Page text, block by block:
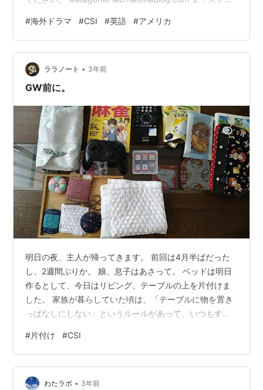
リッブス" 主任"ジム・ブラス"とウォリックの対立 ウォ
リック 担当事件を外される ２．まとめ【ネタバレ含む】
１．ストーリー概要 多数の事件発生と捜査 浴槽で自殺し
た男、ボイスレコーダーに よる遺書も発見されます。 こ
の捜査を担当する…
#海外ドラマ #CSI #英語 #アメリカ
ララノート • 3年前
GW前に。
明日の夜、主人が帰ってきます。 前回は4月半ばだった
し、2週間ぶりか。 娘、息子はあさって。 ベッドは明日
作るとして、今日はリビング、テーブルの上を片付けま
した。 家族が暮らしていた頃は、「テーブルに物を置き
っぱなしにしない」というルールがあって、いつもすっ
ため、いろいろ置きっぱなし。便利なんやもん。 黒執事
のマンガ、パッチワークの雑誌なども乗っていました
が、写真撮る 前に片付けました。 ま、GWで家族が在宅
中は従来通りすっきりを徹底しておこう＾＾。 裁縫道具
#片付け #CSI
わたラボ • 3年前